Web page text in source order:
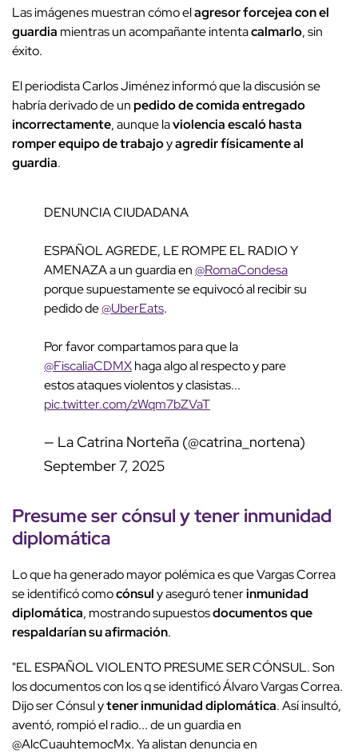
Las imágenes muestran cómo elagresor forcejea con el
guardia mientras un acompañante intentacalmarlo, sin
éxito.
El periodista Carlos Jiménez informó que la discusión se
habría derivado de unpedido de comida entregado
incorrectamente, aunque laviolencia escaló hasta
romper equipo de trabajoyagredir físicamente al
guardia.
DENUNCIA CIUDADANA
ESPAÑOL AGREDE, LE ROMPE EL RADIO Y
AMENAZA a un guardia en@RomaCondesa
porque supuestamente se equivocó al recibir su
pedido de@UberEats.
Por favor compartamos para que la
@FiscaliaCDMXhaga algo al respecto y pare
estos ataques violentos y clasistas...
pic.twitter.com/zWqm7bZVaT
— La Catrina Norteña (@catrina_nortena)
September 7, 2025
Presume ser cónsul ytener inmunidad
diplomática
Lo que ha generado mayor polémica es que Vargas Correa
se identificó comocónsuly aseguró tenerinmunidad
diplomática, mostrando supuestosdocumentos que
respaldarían su afirmación.
"EL ESPAÑOL VIOLENTO PRESUME SER CÓNSUL. Son
los documentos con los q se identificó Álvaro Vargas Correa.
Dijo ser Cónsul ytener inmunidad diplomática. Así insultó,
aventó, rompió el radio... de un guardia en
@AlcCuauhtemocMx. Ya alistan denuncia en